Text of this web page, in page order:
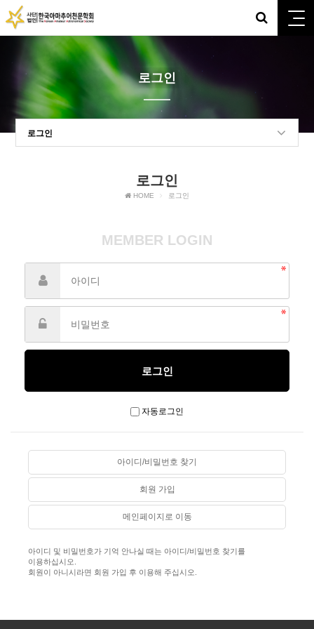
로그인
로그인
로그인
HOME 로그인
MEMBER LOGIN
자동로그인
아이디/비밀번호 찾기
회원 가입
메인페이지로 이동
아이디 및 비밀번호가 기억 안나실 때는 아이디/비밀번호 찾기를
이용하십시오.
회원이 아니시라면 회원 가입 후 이용해 주십시오.